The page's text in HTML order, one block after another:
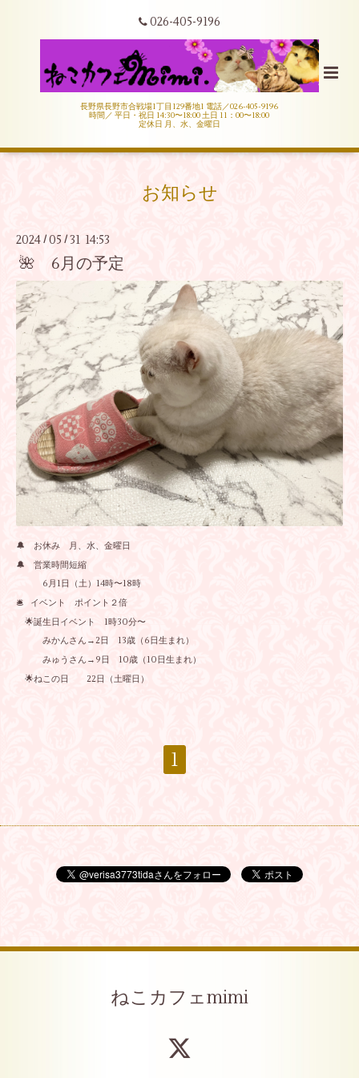
026-405-9196
長野県長野市合戦場1丁目129番地1 電話／026-405-9196
時間／ 平日・祝日 14:30〜18:00 土日 11：00〜18:00
定休日 月、水、金曜日
お知らせ
2024 /05 /31 14:53
🌺 6月の予定
🔔 お休み 月、水、金曜日
🔔 営業時間短縮
6月1日（土）14時〜18時
🛎️ イベント ポイント２倍
🌟誕生日イベント 1時30分〜
みかんさん→2日 13歳（6日生まれ）
みゅうさん→9日 10歳（10日生まれ）
🌟ねこの日 22日（土曜日）
1
ねこカフェmimi